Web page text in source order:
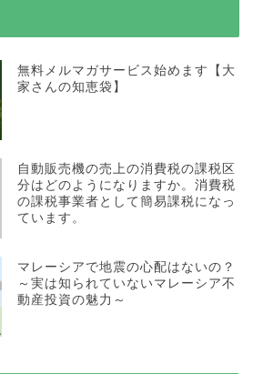
無料メルマガサービス始めます【大
家さんの知恵袋】
自動販売機の売上の消費税の課税区
分はどのようになりますか。消費税
の課税事業者として簡易課税になっ
ています。
マレーシアで地震の心配はないの？
～実は知られていないマレーシア不
動産投資の魅力～